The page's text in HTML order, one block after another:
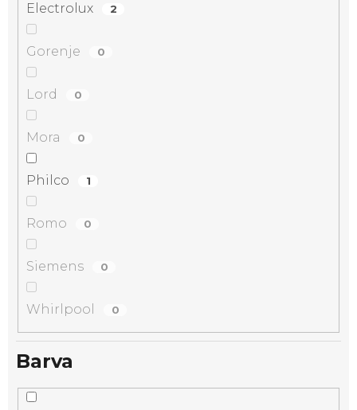
Electrolux 2
Gorenje 0
Lord 0
Mora 0
Philco 1
Romo 0
Siemens 0
Whirlpool 0
Barva